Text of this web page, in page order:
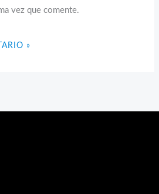
vez que comente.